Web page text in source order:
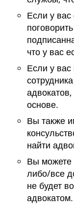
Если у вас
что у вас
Если у вас
основе.
Вы также
найти
Вы можете
либо/все
не будет
адвокатом.